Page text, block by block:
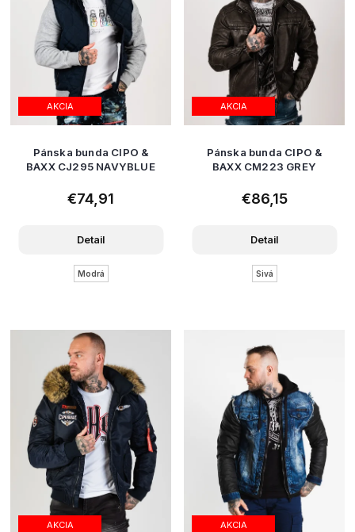
AKCIA
Pánska bunda CIPO &
BAXX CJ295 NAVYBLUE
€74,91
Detail
Modrá
AKCIA
Pánska bunda CIPO &
BAXX CM223 GREY
€86,15
Detail
Sivá
AKCIA AKCIA